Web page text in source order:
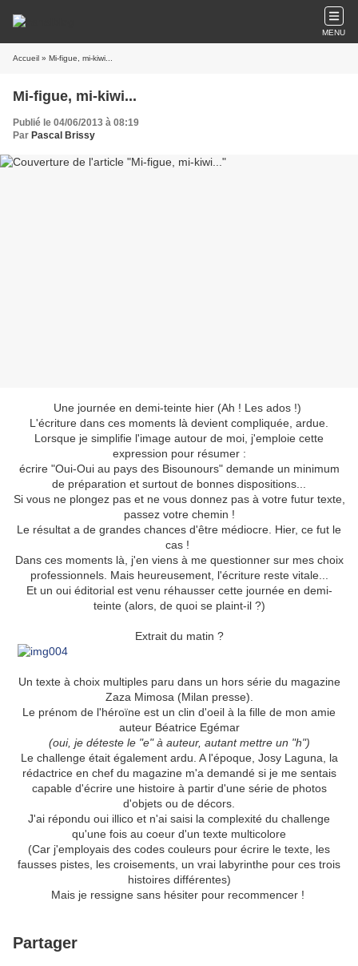
MENU
Accueil » Mi-figue, mi-kiwi...
Mi-figue, mi-kiwi...
Publié le 04/06/2013 à 08:19
Par Pascal Brissy
Une journée en demi-teinte hier (Ah ! Les ados !)
L'écriture dans ces moments là devient compliquée, ardue.
Lorsque je simplifie l'image autour de moi, j'emploie cette
expression pour résumer :
écrire "Oui-Oui au pays des Bisounours" demande un minimum
de préparation et surtout de bonnes dispositions.
Si vous ne plongez pas et ne vous donnez pas à votre futur texte,
passez votre chemin !
Le résultat a de grandes chances d'être médiocre. Hier, ce fut le
cas !
Dans ces moments là, j'en viens à me questionner sur mes choix
professionnels. Mais heureusement, l'écriture reste vitale...
Et un oui éditorial est venu réhausser cette journée en demi-
teinte (alors, de quoi se plaint-il ?)
Extrait du matin ?
Un texte à choix multiples paru dans un hors série du magazine
Zaza Mimosa (Milan presse).
Le prénom de l'héroïne est un clin d'oeil à la fille de mon amie
auteur Béatrice Egémar
(oui, je déteste le "e" à auteur, autant mettre un "h")
Le challenge était également ardu. A l'époque, Josy Laguna, la
rédactrice en chef du magazine m'a demandé si je me sentais
capable d'écrire une histoire à partir d'une série de photos
d'objets ou de décors.
J'ai répondu oui illico et n'ai saisi la complexité du challenge
qu'une fois au coeur d'un texte multicolore
(Car j'employais des codes couleurs pour écrire le texte, les
fausses pistes, les croisements, un vrai labyrinthe pour ces trois
histoires différentes)
Mais je ressigne sans hésiter pour recommencer !
Partager